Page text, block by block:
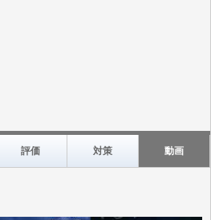
評価 対策 動画